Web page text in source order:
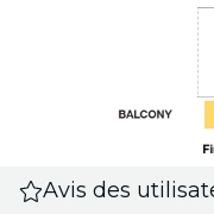
Avis des